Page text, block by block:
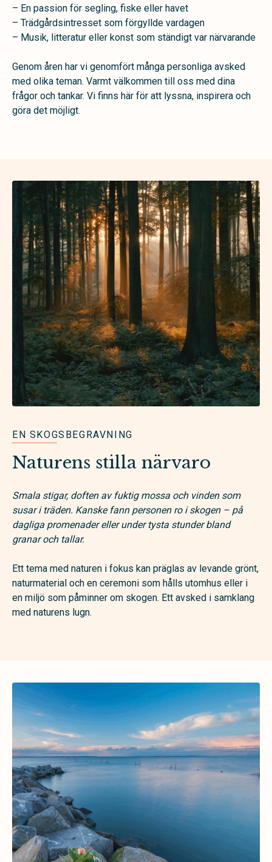
– En passion för segling, fiske eller havet
– Trädgårdsintresset som förgyllde vardagen
– Musik, litteratur eller konst som ständigt var närvarande
Genom åren har vi genomfört många personliga avsked
med olika teman. Varmt välkommen till oss med dina
frågor och tankar. Vi finns här för att lyssna, inspirera och
göra det möjligt.
EN SKOGSBEGRAVNING
Naturens stilla närvaro
Smala stigar, doften av fuktig mossa och vinden som
susar i träden. Kanske fann personen ro i skogen – på
dagliga promenader eller under tysta stunder bland
granar och tallar.
Ett tema med naturen i fokus kan präglas av levande grönt,
naturmaterial och en ceremoni som hålls utomhus eller i
en miljö som påminner om skogen. Ett avsked i samklang
med naturens lugn.